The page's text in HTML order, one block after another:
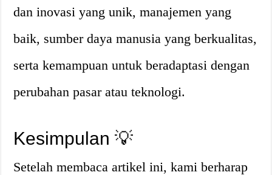
dan inovasi yang unik, manajemen yang
baik, sumber daya manusia yang berkualitas,
serta kemampuan untuk beradaptasi dengan
perubahan pasar atau teknologi.
Kesimpulan 💡
Setelah membaca artikel ini, kami berharap